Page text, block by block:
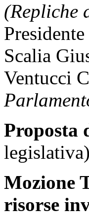
(Repliche
Presidente
Scalia
Ventucci
Proposta
legislativa)
Mozione
risorse